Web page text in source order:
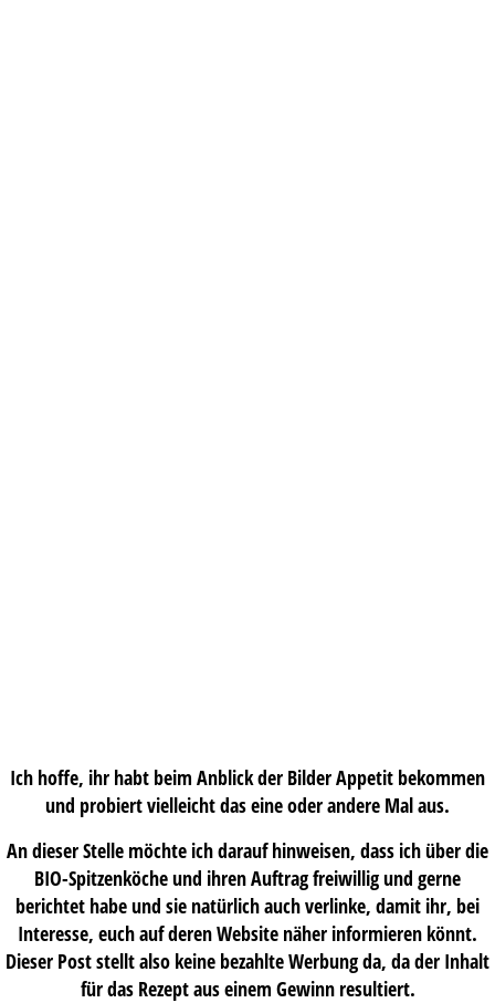
Ich hoffe, ihr habt beim Anblick der Bilder Appetit bekommen
und probiert vielleicht das eine oder andere Mal aus.
An dieser Stelle möchte ich darauf hinweisen, dass ich über die
BIO-Spitzenköche und ihren Auftrag freiwillig und gerne
berichtet habe und sie natürlich auch verlinke, damit ihr, bei
Interesse, euch auf deren Website näher informieren könnt.
Dieser Post stellt also keine bezahlte Werbung da, da der Inhalt
für das Rezept aus einem Gewinn resultiert.